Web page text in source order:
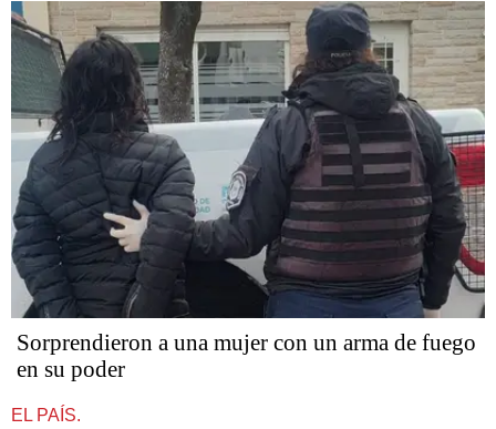
Sorprendieron a una mujer con un arma de fuego
en su poder
EL PAÍS.